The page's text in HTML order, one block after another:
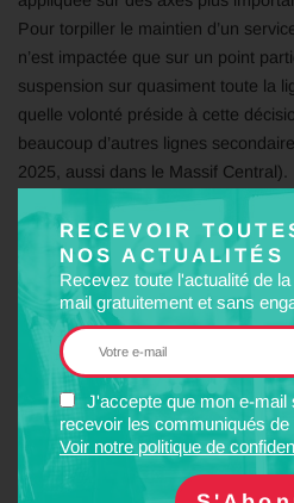
RECEVOIR
NOS ACTUALITÉS
Recevez toute l'actualité de
mail gratuitement et sans
J'accepte que mon e-mail
recevoir les communiqués de
Voir notre politique de
Pour torpiller le maintien d’un
n’est impactée que sur un point
suspension sur quasiment toute la
quelle volonté préside à cette
beaucoup d’autres lignes
2025, aussi dans le Massif Central).
Contacts : JL. ESCAFIT, C. PERROT
PARTAGER
Facebook
Twitter
MOTS-CLÉS